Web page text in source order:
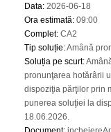
Data: 2026-06-18
Ora estimată: 09:00
Complet: CA2
Tip soluție:Amână
Soluția pe scurt:
pronunţarea hotărârii
dispoziţia părţilor prin
punerea soluţiei la
18.06.2026.